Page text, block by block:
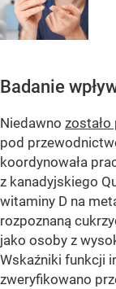
Badanie
Niedawno
pod
koordynowała
z kanadyjskiego
witaminy D na
rozpoznaną
jako osoby z
Wskaźniki funkcji
zweryfikowano